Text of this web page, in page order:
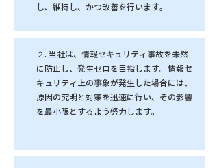
し、維持し、かつ改善を行います。
２. 当社は、情報セキュリティ事故を未然
に防止し、発生ゼロを目指します。情報セ
キュリティ上の事象が発生した場合には、
原因の究明と対策を迅速に行い、その影響
を最小限とするよう努力します。